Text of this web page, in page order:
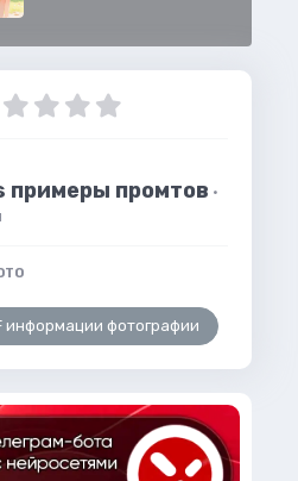
примеры промтов ·
информации фотографии